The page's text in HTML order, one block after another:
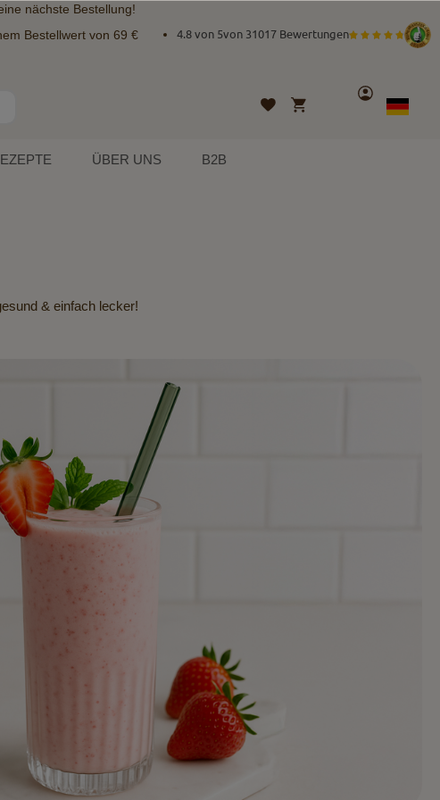
nächste Bestellung!
Bestellwert von 69 € 4.8 von 5von 31017 Bewertungen
Wunschliste
Mein Warenkorb
Konto
Sprache
German
ÜBER UNS B2B
& einfach lecker!